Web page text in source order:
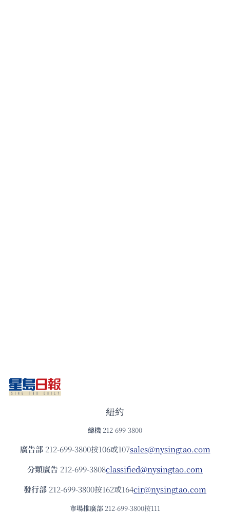
紐約
總機 212-699-3800
廣告部212-699-3800按106或107sales@nysingtao.com
分類廣告 212-699-3808classified@nysingtao.com
發⾏部 212-699-3800按162或164cir@nysingtao.com
市場推廣部 212-699-3800按111